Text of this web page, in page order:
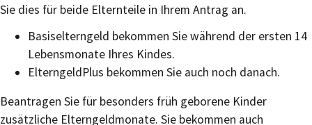
Sie dies für beide Elternteile in Ihrem Antrag an.
Basiselterngeld bekommen Sie während der ersten 14
Lebensmonate Ihres Kindes.
ElterngeldPlus bekommen Sie auch noch danach.
Beantragen Sie für besonders früh geborene Kinder
zusätzliche Elterngeldmonate. Sie bekommen auch